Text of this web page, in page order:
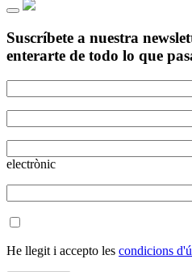
Suscríbete a nuestra
enterarte de todo lo que
electrònic
He llegit i accepto les condicions